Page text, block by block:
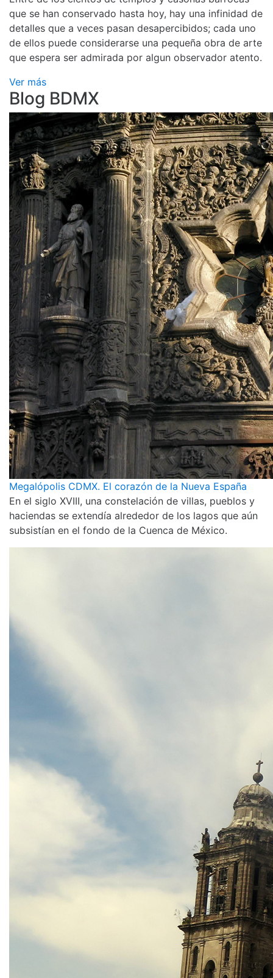
que se han conservado hasta hoy, hay una infinidad de
detalles que a veces pasan desapercibidos; cada uno
de ellos puede considerarse una pequeña obra de arte
que espera ser admirada por algun observador atento.
Ver más
Blog BDMX
Megalópolis CDMX. El corazón de la Nueva España
En el siglo XVIII, una constelación de villas, pueblos y
haciendas se extendía alrededor de los lagos que aún
subsistían en el fondo de la Cuenca de México.